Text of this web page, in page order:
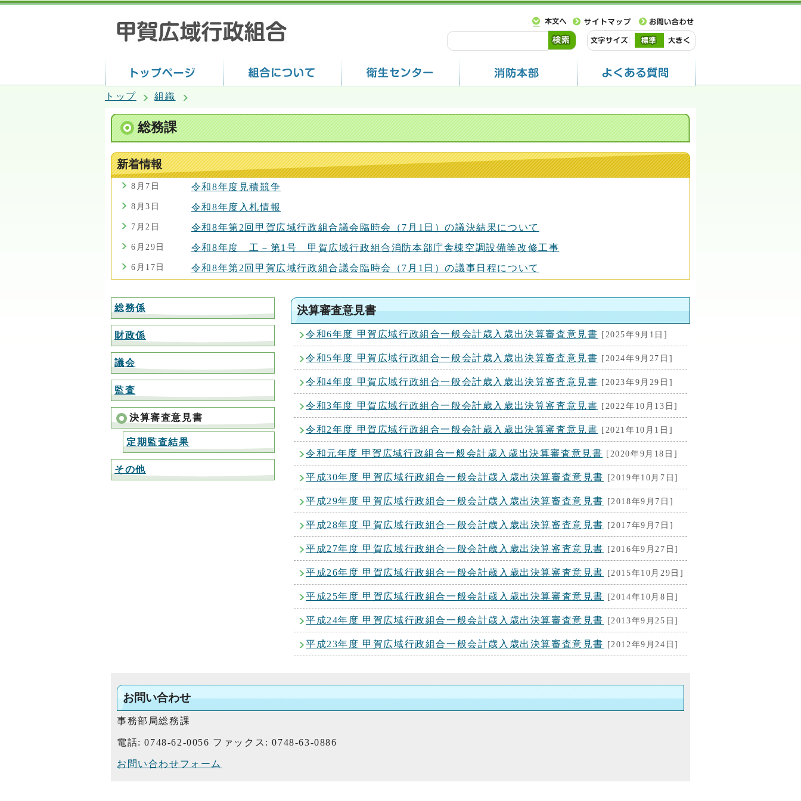
トップ 組織
総務課
新着情報
8月7日 令和8年度見積競争
8月3日 令和8年度入札情報
7月2日 令和8年第2回甲賀広域行政組合議会臨時会（7月1日）の議決結果について
6月29日 令和8年度 工－第1号 甲賀広域行政組合消防本部庁舎棟空調設備等改修工事
6月17日 令和8年第2回甲賀広域行政組合議会臨時会（7月1日）の議事日程について
総務係
財政係
議会
監査
決算審査意見書
定期監査結果
その他
決算審査意見書
令和6年度 甲賀広域行政組合一般会計歳入歳出決算審査意見書 [2025年9月1日]
令和5年度 甲賀広域行政組合一般会計歳入歳出決算審査意見書 [2024年9月27日]
令和4年度 甲賀広域行政組合一般会計歳入歳出決算審査意見書 [2023年9月29日]
令和3年度 甲賀広域行政組合一般会計歳入歳出決算審査意見書 [2022年10月13日]
令和2年度 甲賀広域行政組合一般会計歳入歳出決算審査意見書 [2021年10月1日]
令和元年度 甲賀広域行政組合一般会計歳入歳出決算審査意見書 [2020年9月18日]
平成30年度 甲賀広域行政組合一般会計歳入歳出決算審査意見書 [2019年10月7日]
平成29年度 甲賀広域行政組合一般会計歳入歳出決算審査意見書 [2018年9月7日]
平成28年度 甲賀広域行政組合一般会計歳入歳出決算審査意見書 [2017年9月7日]
平成27年度 甲賀広域行政組合一般会計歳入歳出決算審査意見書 [2016年9月27日]
平成26年度 甲賀広域行政組合一般会計歳入歳出決算審査意見書 [2015年10月29日]
平成25年度 甲賀広域行政組合一般会計歳入歳出決算審査意見書 [2014年10月8日]
平成24年度 甲賀広域行政組合一般会計歳入歳出決算審査意見書 [2013年9月25日]
平成23年度 甲賀広域行政組合一般会計歳入歳出決算審査意見書 [2012年9月24日]
お問い合わせ
事務部局総務課
電話: 0748-62-0056 ファックス: 0748-63-0886
お問い合わせフォーム